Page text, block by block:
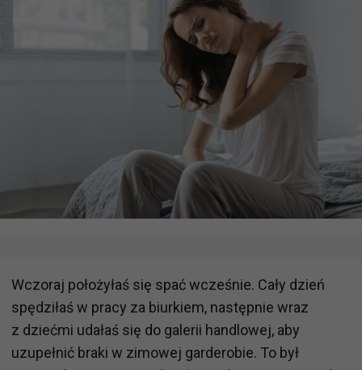
Wczoraj położyłaś się spać wcześnie. Cały dzień
spędziłaś w pracy za biurkiem, następnie wraz
z dziećmi udałaś się do galerii handlowej, aby
uzupełnić braki w zimowej garderobie. To był